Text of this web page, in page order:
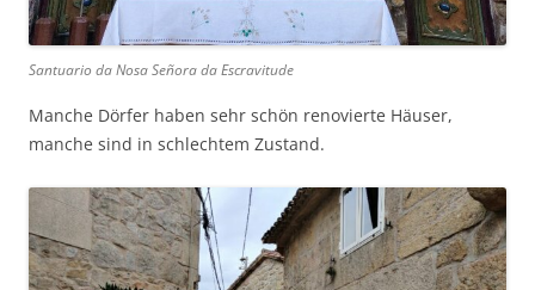
Santuario da Nosa Señora da Escravitude
Manche Dörfer haben sehr schön renovierte Häuser,
manche sind in schlechtem Zustand.